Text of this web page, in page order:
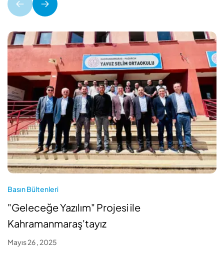
Basın Bültenleri
"Geleceğe Yazılım" Projesi ile
Kahramanmaraş'tayız
Mayıs 26 , 2025